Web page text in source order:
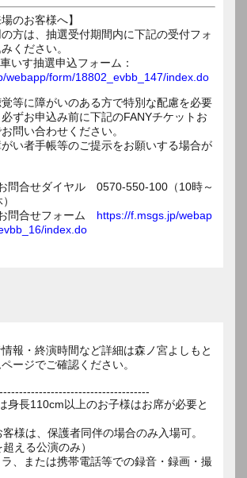
のお客様へ】
方は、抽選受付期間内に下記の受付フォ
ください。
いす抽選申込フォーム：
webapp/form/18802_evbb_147/index.do
等に障がいのある方で特別な配慮を必要
ずお申込み前に下記のFANYチケットお
問い合わせください。
い者手帳等のご提示をお願いする場合が
問合せダイヤル 0570-550-100（10時～
問合せフォーム https://f.msgs.jp/webap
index.do
報・終演時間など詳細は森ノ宮よしもと
ージでご確認ください。
身長110cm以上のお子様はお席が必要と
様は、保護者同伴の場合のみ入場可。
える公演のみ）
、または携帯電話等での録音・録画・撮